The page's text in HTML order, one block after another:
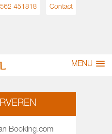
MENU
451818 Contact
Booking.com